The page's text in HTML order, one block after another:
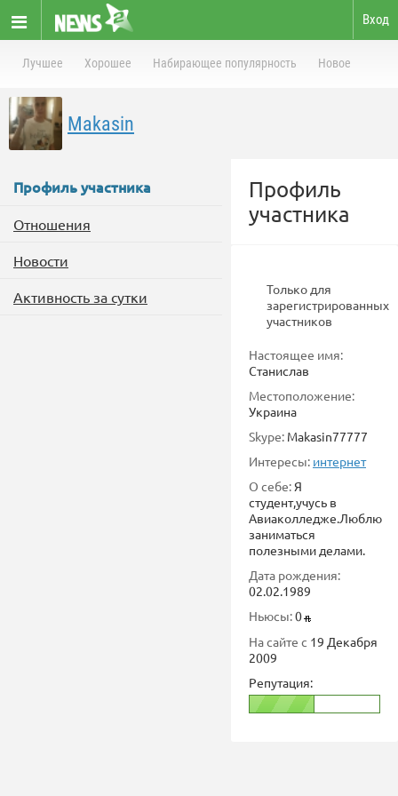
Вход
Лучшее Хорошее Набирающее популярность Новое
Makasin
Профиль участника
Отношения
Новости
Активность за сутки
Профиль
участника
Только для
зарегистрированных
участников
Настоящее имя:
Станислав
Местоположение:
Украина
Skype: Makasin77777
Интересы: интернет
О себе: Я
студент,учусь в
Авиаколледже.Люблю
заниматься
полезными делами.
Дата рождения:
02.02.1989
Ньюсы:0
На сайте с 19 Декабря
2009
Репутация: